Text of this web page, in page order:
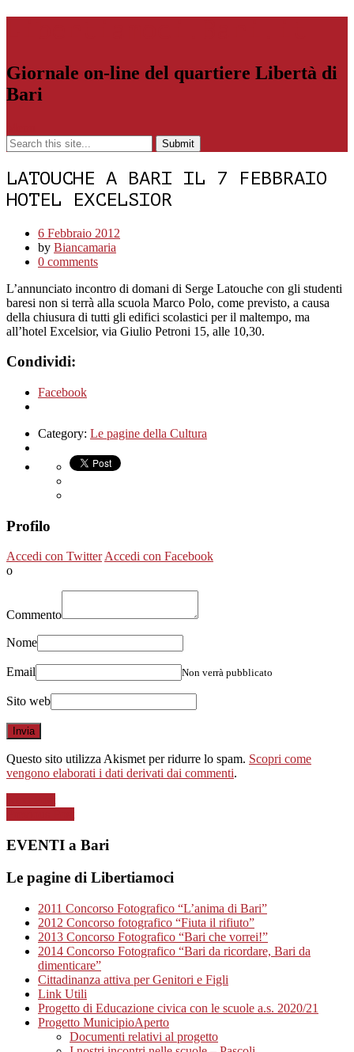
Giornale on-line del quartiere Libertà di
Bari
LATOUCHE A BARI IL 7 FEBBRAIO
HOTEL EXCELSIOR
6 Febbraio 2012
by Biancamaria
0 comments
L’annunciato incontro di domani di Serge Latouche con gli studenti
baresi non si terrà alla scuola Marco Polo, come previsto, a causa
della chiusura di tutti gli edifici scolastici per il maltempo, ma
all’hotel Excelsior, via Giulio Petroni 15, alle 10,30.
Condividi:
Facebook
Category: Le pagine della Cultura
Profilo
Accedi con TwitterAccedi con Facebook
o
Commento
Nome
Email Non verrà pubblicato
Sito web
Questo sito utilizza Akismet per ridurre lo spam. Scopri come
vengono elaborati i dati derivati dai commenti.
EVENTI a Bari
Le pagine di Libertiamoci
2011 Concorso Fotografico “L’anima di Bari”
2012 Concorso fotografico “Fiuta il rifiuto”
2013 Concorso Fotografico “Bari che vorrei!”
2014 Concorso Fotografico “Bari da ricordare, Bari da
dimenticare”
Cittadinanza attiva per Genitori e Figli
Link Utili
Progetto di Educazione civica con le scuole a.s. 2020/21
Progetto MunicipioAperto
Documenti relativi al progetto